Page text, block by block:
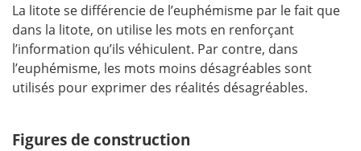
La litote se différencie de l’euphémisme par le fait que
dans la litote, on utilise les mots en renforçant
l’information qu’ils véhiculent. Par contre, dans
l’euphémisme, les mots moins désagréables sont
utilisés pour exprimer des réalités désagréables.
Figures de construction